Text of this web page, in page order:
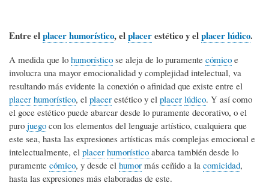
Entre elplacerhumorístico, elplacerestético y elplacerlúdico.
A medida que lo humorístico se aleja de lo puramente cómico e
involucra una mayor emocionalidad y complejidad intelectual, va
resultando más evidente la conexión o afinidad que existe entre el
placer humorístico, el placer estético y el placer lúdico. Y así como
el goce estético puede abarcar desde lo puramente decorativo, o el
puro juego con los elementos del lenguaje artístico, cualquiera que
este sea, hasta las expresiones artísticas más complejas emocional e
intelectualmente, el placer humorístico abarca también desde lo
puramente cómico, y desde el humor más ceñido a la comicidad,
hasta las expresiones más elaboradas de este.